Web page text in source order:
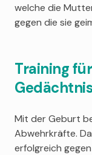
welche die
gegen die sie
Training
Mit der Geburt
Abwehrkräfte.
erfolgreich